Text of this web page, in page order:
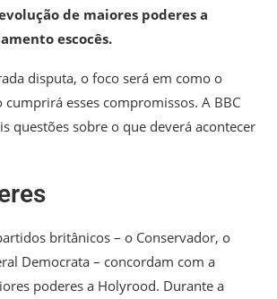
de maiores poderes a
escocês.
disputa, o foco será em como o
esses compromissos. A BBC
questões sobre o que deverá acontecer
britânicos – o Conservador, o
Democrata – concordam com a
poderes a Holyrood. Durante a